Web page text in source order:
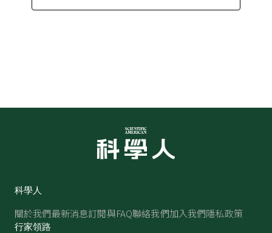
科學人
關於我們最新消息訂閱與FAQ聯絡我們加入我們隱私政策
行家領路